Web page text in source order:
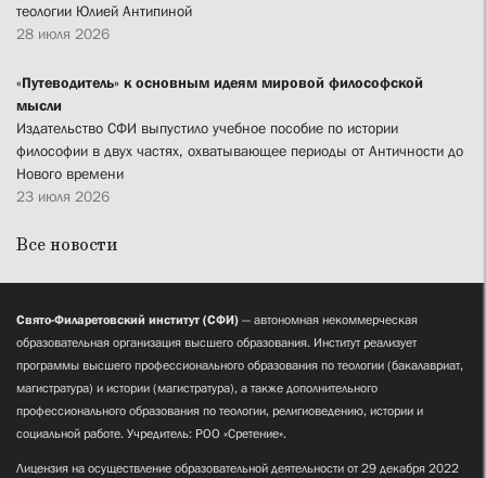
теологии Юлией Антипиной
28 июля 2026
«Путеводитель» к основным идеям мировой философской
мысли
Издательство СФИ выпустило учебное пособие по истории
философии в двух частях, охватывающее периоды от Античности до
Нового времени
23 июля 2026
Все новости
Свято-Филаретовский институт (СФИ) — автономная некоммерческая
образовательная организация высшего образования. Институт реализует
программы высшего профессионального образования по теологии (бакалавриат,
магистратура) и истории (магистратура), а также дополнительного
профессионального образования по теологии, религиоведению, истории и
социальной работе. Учредитель: РОО «Сретение».
Лицензия на осуществление образовательной деятельности от 29 декабря 2022